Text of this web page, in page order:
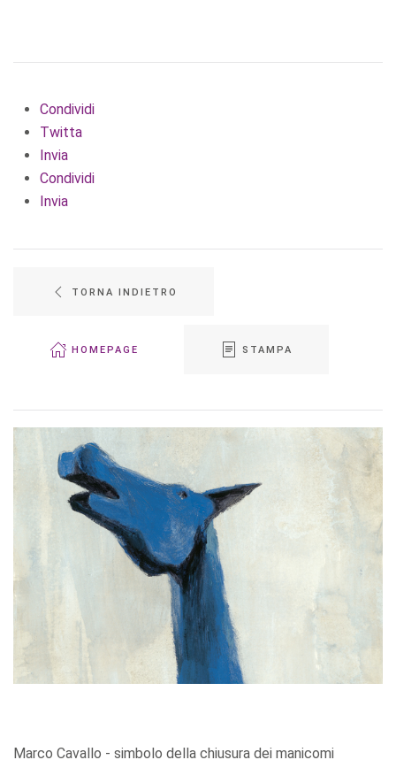
Condividi
Twitta
Invia
Condividi
Invia
TORNA INDIETRO
HOMEPAGE STAMPA
Marco Cavallo - simbolo della chiusura dei manicomi